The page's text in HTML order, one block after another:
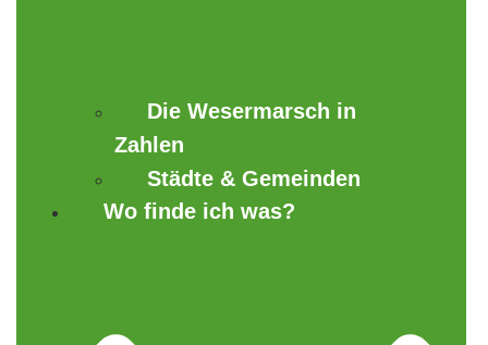
Die Wesermarsch in
Zahlen
Städte & Gemeinden
Wo finde ich was?